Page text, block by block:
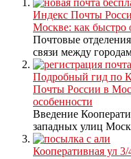
Индекс Почты
Москве: как быстро
Почтовые
связи между
Подробный гид по
Почты России в
особенности
Введение
западных улиц
Кооперативная ул